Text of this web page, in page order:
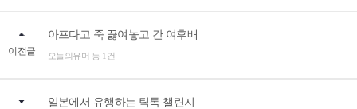
이전글
아프다고 죽 끓여놓고 간 여후배
오늘의유머 등 1건
일본에서 유행하는 틱톡 챌린지